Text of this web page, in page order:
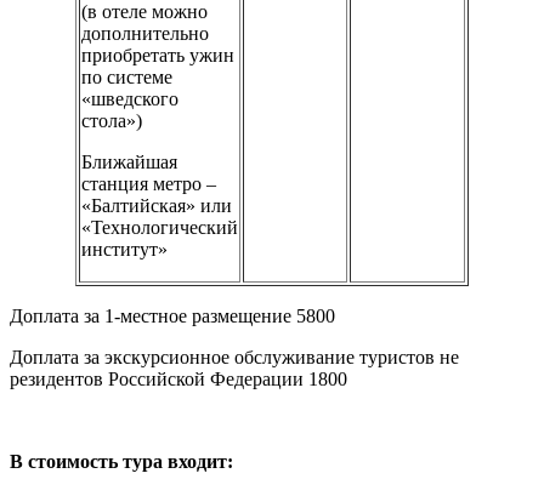
(в отеле можно
дополнительно
приобретать ужин
по системе
«шведского
стола»)
Ближайшая
станция метро –
«Балтийская» или
«Технологический
институт»
Доплата за 1-местное размещение 5800
Доплата за экскурсионное обслуживание туристов не
резидентов Российской Федерации 1800
В стоимость тура входит: